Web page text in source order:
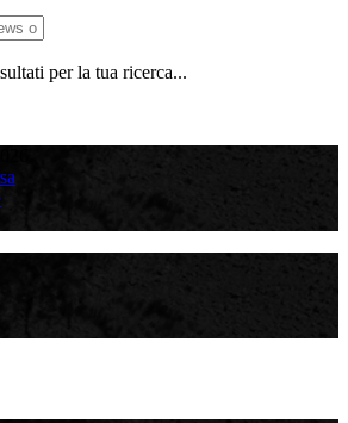
per la tua ricerca...